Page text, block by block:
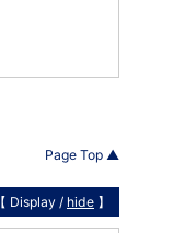
Page Top ▲
【 Display / hide 】